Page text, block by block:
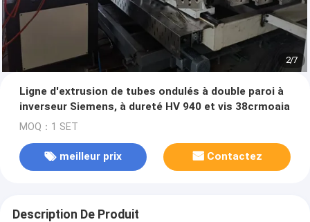
2/7
Ligne d'extrusion de tubes ondulés à double paroi à
inverseur Siemens, à dureté HV 940 et vis 38crmoaia
MOQ：1 SET
meilleur prix Contactez
Description De Produit